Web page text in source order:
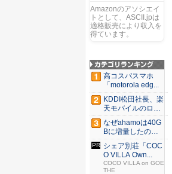
FHD(1920x1080) -
高性能第11世代Core
i5-1135G7 - メモリ
16GB - SSD 256GB
USB Type-C - MS
Office 2021 - Win11
搭載
Amazonのアソシエイ
トとして、ASCII.jpは
適格販売により収入を
得ています。
高コスパスマホ
「motorola edg...
KDDI松田社長、楽
天モバイルのロー
ミン...
なぜahamoは40G
Bに増量したの
か ...
シェア別荘「COC
O VILLA Own...
COCO VILLA on GOE
THE